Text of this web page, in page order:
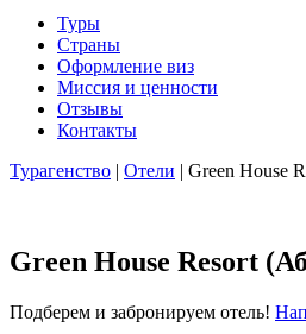
Туры
Страны
Оформление виз
Миссия и ценности
Отзывы
Контакты
Турагенство | Отели | Green House
Green House Resort
Подберем и забронируем отель!